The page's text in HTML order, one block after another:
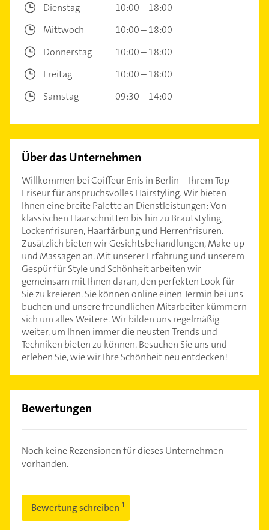
Dienstag
10:00 – 18:00
Mittwoch
10:00 – 18:00
Donnerstag
10:00 – 18:00
Freitag
10:00 – 18:00
Samstag
09:30 – 14:00
Über das Unternehmen
Willkommen bei Coiffeur Enis in Berlin—Ihrem Top-
Friseur für anspruchsvolles Hairstyling. Wir bieten
Ihnen eine breite Palette an Dienstleistungen: Von
klassischen Haarschnitten bis hin zu Brautstyling,
Lockenfrisuren, Haarfärbung und Herrenfrisuren.
Zusätzlich bieten wir Gesichtsbehandlungen, Make-up
und Massagen an. Mit unserer Erfahrung und unserem
Gespür für Style und Schönheit arbeiten wir
gemeinsam mit Ihnen daran, den perfekten Look für
Sie zu kreieren. Sie können online einen Termin bei uns
buchen und unsere freundlichen Mitarbeiter kümmern
sich um alles Weitere. Wir bilden uns regelmäßig
weiter, um Ihnen immer die neusten Trends und
Techniken bieten zu können. Besuchen Sie uns und
erleben Sie, wie wir Ihre Schönheit neu entdecken!
Bewertungen
Noch keine Rezensionen für dieses Unternehmen
vorhanden.
Bewertung schreiben